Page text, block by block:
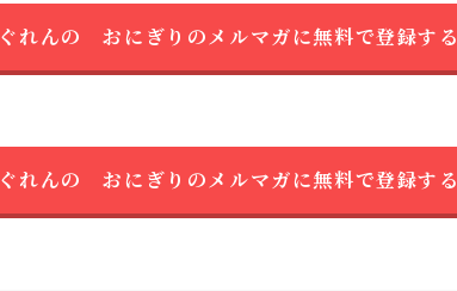
ぐれんの おにぎりのメルマガに無料で登録する
ぐれんの おにぎりのメルマガに無料で登録する